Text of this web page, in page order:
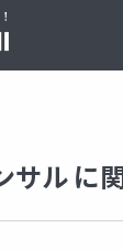
サル に